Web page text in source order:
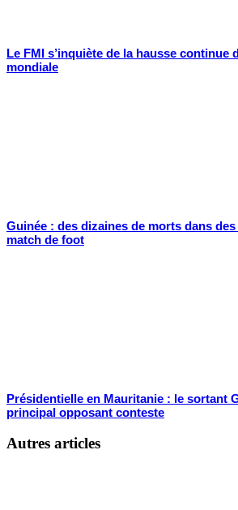
Le FMI s’inquiète de la hausse continue
mondiale
Guinée : des dizaines de morts dans
match de foot
Présidentielle en Mauritanie : le sortant
principal opposant conteste
Autres articles